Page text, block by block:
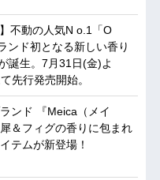
不動の人気N o.1「O
ンド初となる新しい香り
誕生。7月31日(金)よ
先行発売開始。
ンド 『Meica（メイ
＆フィグの香りに包まれ
テムが新登場！